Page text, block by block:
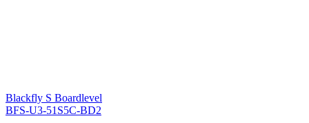
Blackfly S Boardlevel
BFS-U3-51S5C-BD2